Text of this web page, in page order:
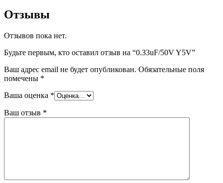
Отзывы
Отзывов пока нет.
Будьте первым, кто оставил отзыв на “0.33uF/50V Y5V”
Ваш адрес email не будет опубликован. Обязательные поля
помечены *
Ваша оценка *
Ваш отзыв *